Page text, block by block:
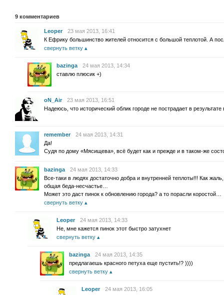
9 комментариев
Leoper
23 мая 2013, 16:41
К Ефрику большинство жителей относится с большой теплотой. А
свернуть ветку
bazinga
24 мая 2013, 14:34
ставлю плюсик +)
oN_Air
23 мая 2013, 16:51
Надеюсь, что исторический облик городе не пострадает в результате
remember
24 мая 2013, 14:31
Да!
Судя по дому «Мясищева», всё будет как и прежде и в таком-же
bazinga
24 мая 2013, 14:33
Все-таки в людях достаточно добра и внутренней теплоты!!! Как
общая беда-несчастье…
Может это даст пинок к обновлению города? а то порасли коростой…
свернуть ветку
Leoper
24 мая 2013, 14:33
Не, мне кажется пинок этот быстро затухнет
свернуть ветку
bazinga
24 мая 2013, 14:35
предлагаешь красного петуха еще пустить!? ))))
свернуть ветку
Leoper
24 мая 2013, 16:05